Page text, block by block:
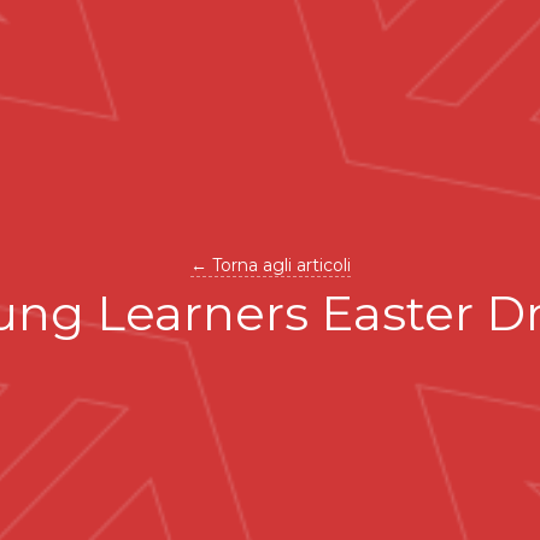
← Torna agli articoli
Learners Easter